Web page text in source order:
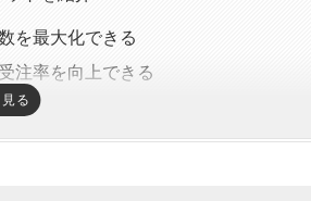
を最大化できる
注率を向上できる
を高速で回せるようになる
る